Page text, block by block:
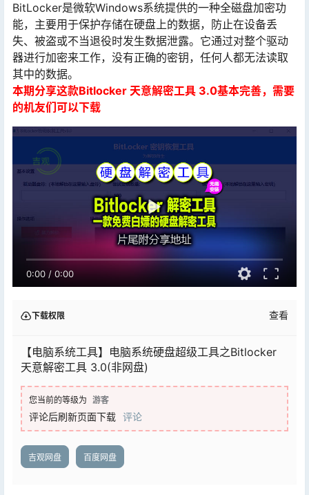
BitLocker是微软Windows系统提供的一种全磁盘加密功
能，主要用于保护存储在硬盘上的数据，防止在设备丢
失、被盗或不当退役时发生数据泄露。它通过对整个驱动
器进行加密来工作，没有正确的密钥，任何人都无法读取
其中的数据。
本期分享这款Bitlocker 天意解密工具 3.0基本完善，需要
的机友们可以下载
0:00 / 0:00
下载权限 查看
【电脑系统工具】电脑系统硬盘超级工具之Bitlocker
天意解密工具 3.0(非网盘)
您当前的等级为 游客
评论后刷新页面下载 评论
吉观网盘 百度网盘